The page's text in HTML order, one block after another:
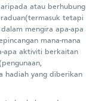
atau berhubung
tetapi
mengira apa-apa
mana-mana
apa aktiviti berkaitan
hadiah yang diberikan